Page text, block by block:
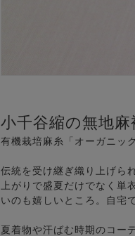
小千谷縮の無地麻
有機栽培麻糸「オーガニッ
伝統を受け継ぎ織り上げら
上がりで盛夏だけでなく
いのも嬉しいところ。自宅
夏着物や汗ばむ時期のコー